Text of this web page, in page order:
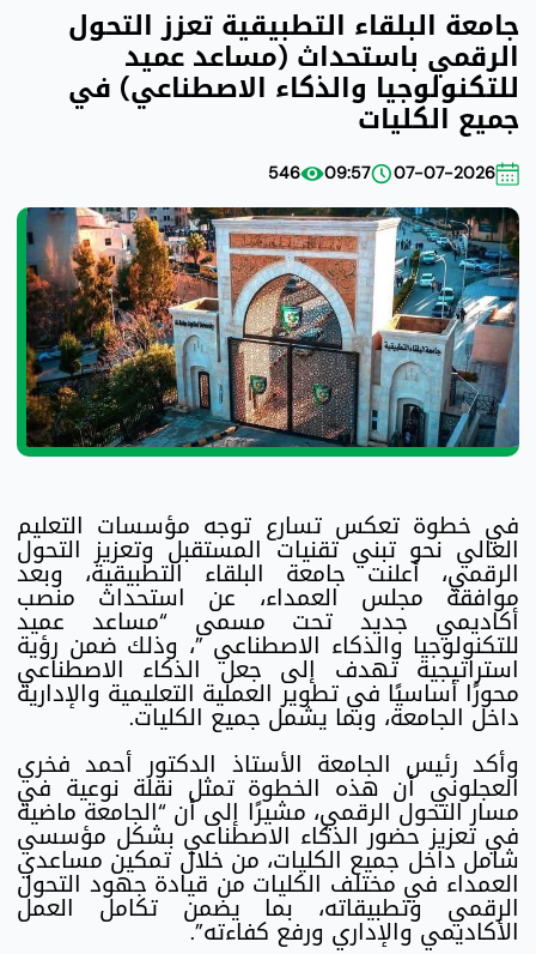
جامعة البلقاء التطبيقية تعزز التحول
الرقمي باستحداث (مساعد عميد
للتكنولوجيا والذكاء الاصطناعي) في
جميع الكليات
07-07-2026
09:57
546
في خطوة تعكس تسارع توجه مؤسسات التعليم
العالي نحو تبني تقنيات المستقبل وتعزيز التحول
الرقمي، أعلنت جامعة البلقاء التطبيقية، وبعد
موافقة مجلس العمداء، عن استحداث منصب
أكاديمي جديد تحت مسمى “مساعد عميد
للتكنولوجيا والذكاء الاصطناعي ”، وذلك ضمن رؤية
استراتيجية تهدف إلى جعل الذكاء الاصطناعي
محورًا أساسيًا في تطوير العملية التعليمية والإدارية
داخل الجامعة، وبما يشمل جميع الكليات.
وأكد رئيس الجامعة الأستاذ الدكتور أحمد فخري
العجلوني أن هذه الخطوة تمثل نقلة نوعية في
مسار التحول الرقمي، مشيرًا إلى أن “الجامعة ماضية
في تعزيز حضور الذكاء الاصطناعي بشكل مؤسسي
شامل داخل جميع الكليات، من خلال تمكين مساعدي
العمداء في مختلف الكليات من قيادة جهود التحول
الرقمي وتطبيقاته، بما يضمن تكامل العمل
الأكاديمي والإداري ورفع كفاءته”.